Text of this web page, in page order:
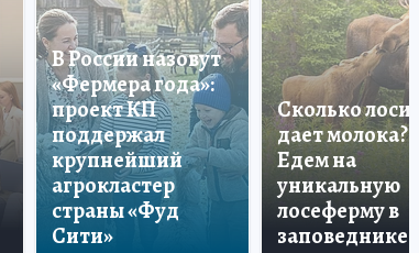
В России назовут
«Фермера года»:
проект КП
поддержал
крупнейший
агрокластер
страны «Фуд
Сити»
Сколько лосиха
дает молока?
Едем на
уникальную
лосеферму в
заповеднике!